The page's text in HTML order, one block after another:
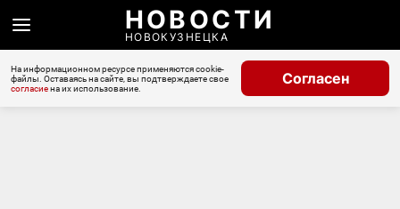
НОВОСТИ
НОВОКУЗНЕЦКА
На информационном ресурсе применяются cookie-
файлы. Оставаясь на сайте, вы подтверждаете свое
согласиена их использование.
Согласен